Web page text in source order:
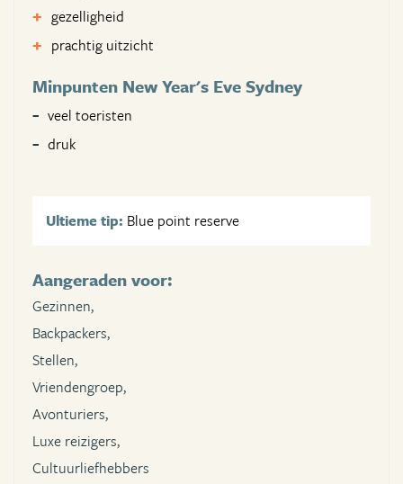
gezelligheid
prachtig uitzicht
Minpunten New Year's Eve Sydney
veel toeristen
druk
Ultieme tip: Blue point reserve
Aangeraden voor:
Gezinnen,
Backpackers,
Stellen,
Vriendengroep,
Avonturiers,
Luxe reizigers,
Cultuurliefhebbers